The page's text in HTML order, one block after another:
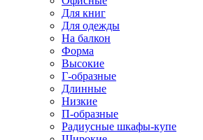
Для книг
Для одежды
На балкон
Форма
Высокие
Г-образные
Длинные
Низкие
П-образные
Радиусные шкафы-купе